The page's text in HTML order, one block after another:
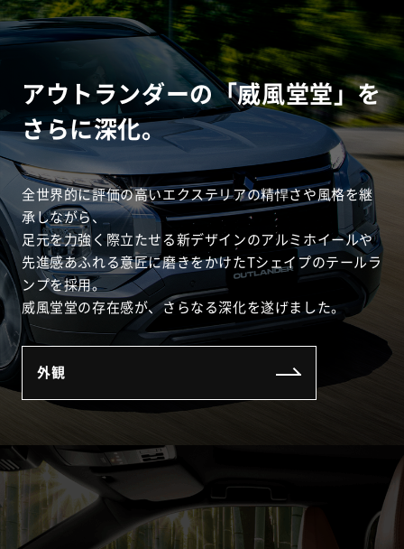
アウトランダーの「威風堂堂」を
さらに深化。
全世界的に評価の高いエクステリアの精悍さや風格を継
承しながら、
足元を力強く際立たせる新デザインのアルミホイールや
先進感あふれる意匠に磨きをかけたTシェイプのテールラ
ンプを採用。
威風堂堂の存在感が、さらなる深化を遂げました。
外観